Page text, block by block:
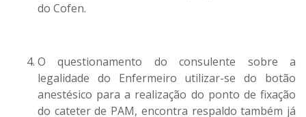
do Cofen.
O questionamento do consulente sobre a
legalidade do Enfermeiro utilizar-se do botão
anestésico para a realização do ponto de fixação
do cateter de PAM, encontra respaldo também já